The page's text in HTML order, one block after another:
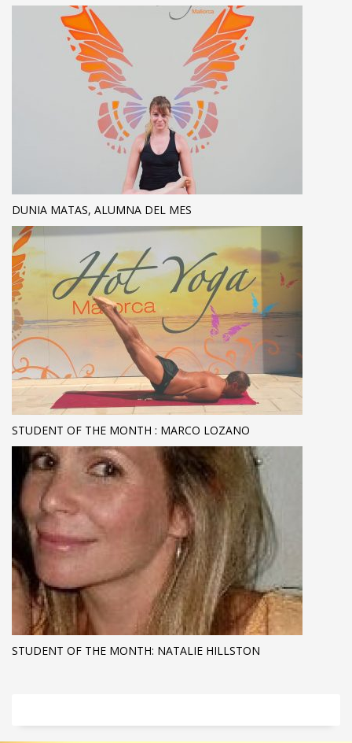
DUNIA MATAS, ALUMNA DEL MES
STUDENT OF THE MONTH : MARCO LOZANO
STUDENT OF THE MONTH: NATALIE HILLSTON